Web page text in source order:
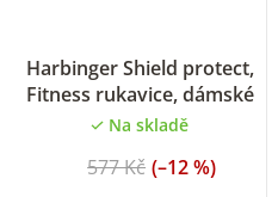
Harbinger Shield protect,
Fitness rukavice, dámské
Na skladě
577 Kč (–12 %)